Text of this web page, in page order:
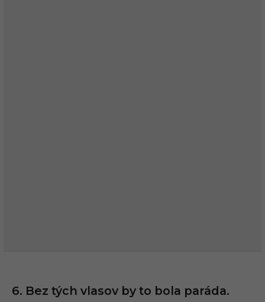
6. Bez tých vlasov by to bola paráda.